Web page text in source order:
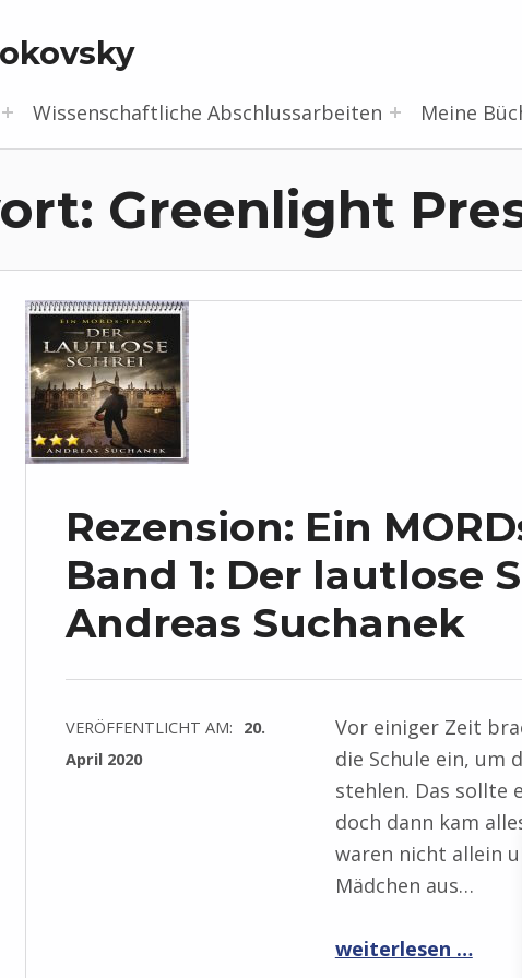
Wissenschaftliche Abschlussarbeiten Meine
Greenlight
Rezension: Ein
Band 1: Der lautlose
Andreas Suchanek
VERÖFFENTLICHT AM: 20.
April 2020
Vor einiger Zeit
die Schule ein, um
stehlen. Das sollte
doch dann kam
waren nicht allein
Mädchen aus…
“Rezension: Ein MORDs-Team – Band 1: Der lautlose Schrei von Andreas Suchanek”
weiterlesen …